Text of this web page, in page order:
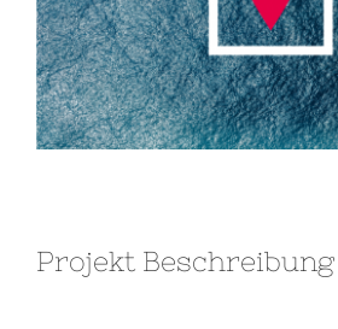
Projekt Beschreibung